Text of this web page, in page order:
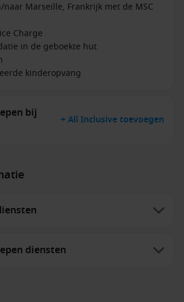
naar Marseille, Frankrijk met de MSC
Charge
in de geboekte hut
kinderopvang
bij
+ All Inclusive toevoegen
diensten